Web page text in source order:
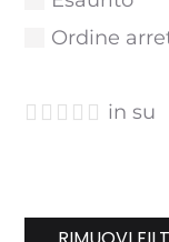
Ordine
     in su